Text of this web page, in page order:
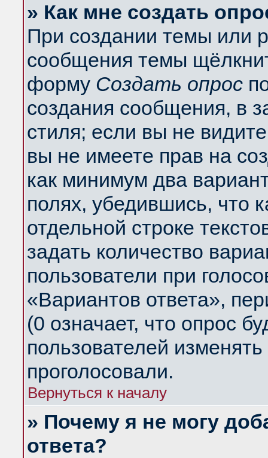
» Как мне создать
При создании темы или
сообщения темы
форму Создать опрос
создания сообщения, в
стиля; если вы не
вы не имеете прав на
как минимум два
полях, убедившись, что
отдельной строке
задать количество
пользователи при
«Вариантов ответа»,
(0 означает, что опрос
пользователей
проголосовали.
Вернуться к началу
» Почему я не могу
ответа?